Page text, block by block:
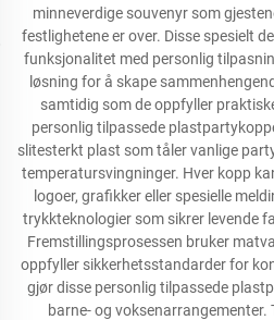
minneverdige souvenyr som
festlighetene er over. Disse spesielt
funksjonalitet med personlig
løsning for å skape
samtidig som de oppfyller
personlig tilpassede
slitesterkt plast som tåler vanlige
temperatursvingninger. Hver kopp
logoer, grafikker eller spesielle
trykkteknologier som sikrer levende
Fremstillingsprosessen bruker
oppfyller sikkerhetsstandarder for
gjør disse personlig tilpassede
barne- og voksenarrangementer.